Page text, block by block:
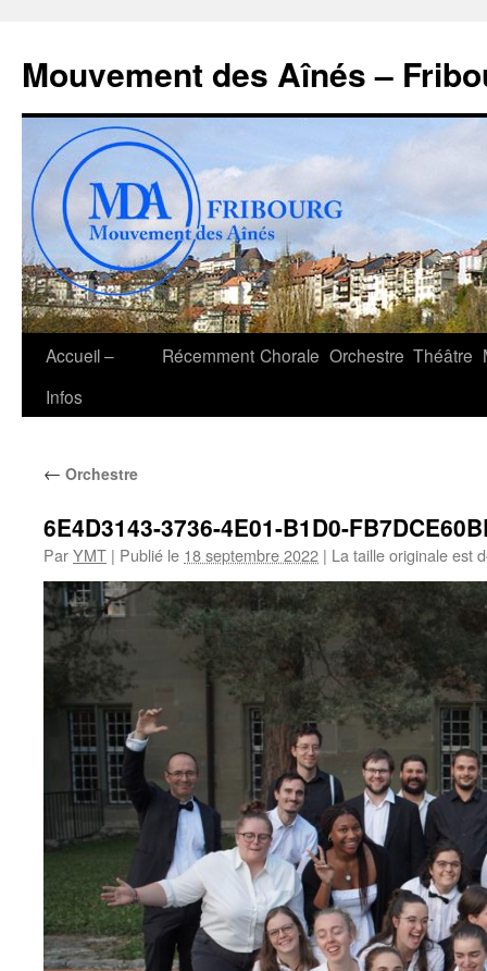
contenu
Mouvement des Aînés –
Accueil –
Infos
Récemment Chorale Orchestre Théâtre
← Orchestre
6E4D3143-3736-4E01-B1D0-
ParYMT | Publié le 18 septembre 2022 | La taille originale est